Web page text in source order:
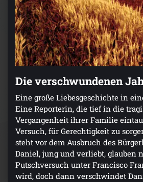
Die verschwundenen
Eine große Liebesgeschichte in
Eine Reporterin, die tief in die
Vergangenheit ihrer Familie
Versuch, für Gerechtigkeit zu
steht vor dem Ausbruch des
Daniel, jung und verliebt, glauben
Putschversuch unter Francisco
wird, doch dann verschwindet